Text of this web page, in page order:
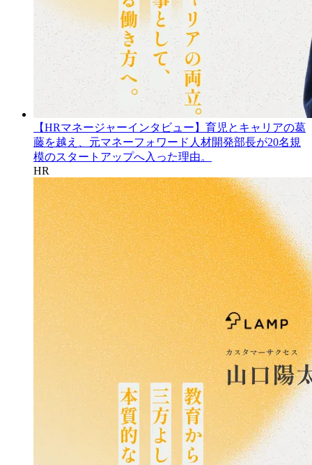
【HRマネージャーインタビュー】育児とキャリアの葛
藤を越え、元マネーフォワード人材開発部長が20名規
模のスタートアップへ入った理由。
HR